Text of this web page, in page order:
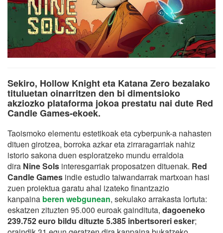
Sekiro, Hollow Knight eta Katana Zero bezalako
tituluetan oinarritzen den bi dimentsioko
akziozko plataforma jokoa prestatu nai dute Red
Candle Games-ekoek.
Taoismoko elementu estetikoak eta cyberpunk-a nahasten
dituen girotzea, borroka azkar eta zirraragarriak nahiz
istorio sakona duen esploratzeko mundu erraldoia
dira Nine Sols interesgarriak proposatzen dituenak. Red
Candle Games indie estudio taiwandarrak martxoan hasi
zuen proiektua garatu ahal izateko finantzazio
kanpaina beren webgunean, sekulako arrakasta lortuta:
eskatzen zituzten 95.000 euroak gaindituta, dagoeneko
239.752 euro bildu dituzte 5.385 inbertsoreri esker;